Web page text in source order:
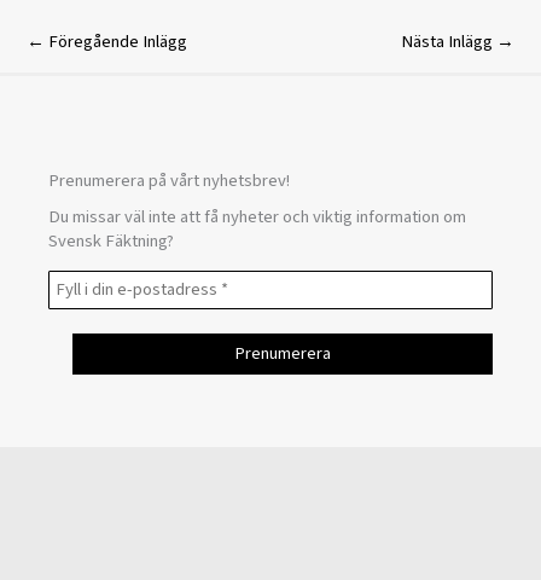
← Föregående Inlägg Nästa Inlägg →
Prenumerera på vårt nyhetsbrev!
Du missar väl inte att få nyheter och viktig information om
Svensk Fäktning?